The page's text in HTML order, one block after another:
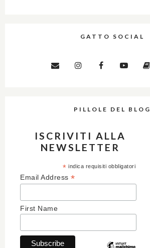
GATTO SOCIAL
PILLOLE DEL BLOG
ISCRIVITI ALLA
NEWSLETTER
* indica requisiti obbligatori
Email Address *
First Name